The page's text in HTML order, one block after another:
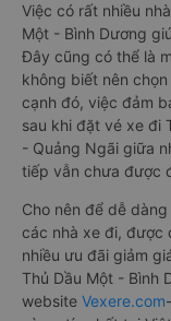
Việc có rất nhiều
Một - Bình Dương
Đây cũng có thể là
không biết nên
cạnh đó, việc đảm
sau khi đặt vé xe đi
- Quảng Ngãi giữa
tiếp vẫn chưa được
Cho nên để dễ
các nhà xe đi, được
nhiều ưu đãi giảm
Thủ Dầu Một - Bình
website Vexere.com